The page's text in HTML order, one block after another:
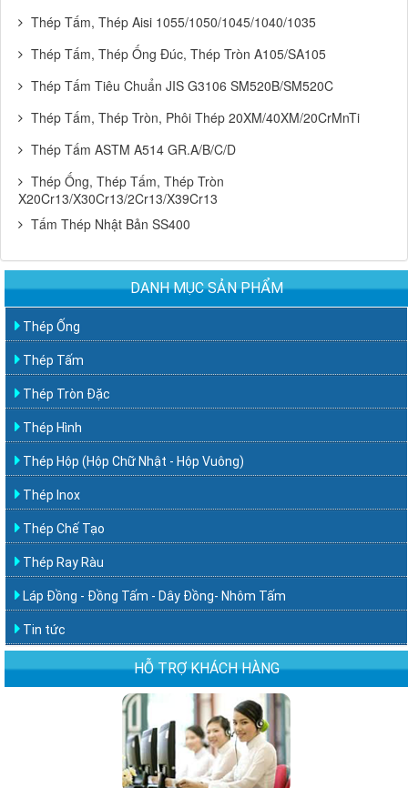
Thép Tấm, Thép Aisi 1055/1050/1045/1040/1035
Thép Tấm, Thép Ống Đúc, Thép Tròn A105/SA105
Thép Tấm Tiêu Chuẩn JIS G3106 SM520B/SM520C
Thép Tấm, Thép Tròn, Phôi Thép 20XM/40XM/20CrMnTi
Thép Tấm ASTM A514 GR.A/B/C/D
Thép Ống, Thép Tấm, Thép Tròn
X20Cr13/X30Cr13/2Cr13/X39Cr13
Tấm Thép Nhật Bản SS400
DANH MỤC SẢN PHẨM
Thép Ống
Thép Tấm
Thép Tròn Đặc
Thép Hình
Thép Hộp (Hộp Chữ Nhật - Hộp Vuông)
Thép Inox
Thép Chế Tạo
Thép Ray Ràu
Láp Đồng - Đồng Tấm - Dây Đồng- Nhôm Tấm
Tin tức
HỖ TRỢ KHÁCH HÀNG